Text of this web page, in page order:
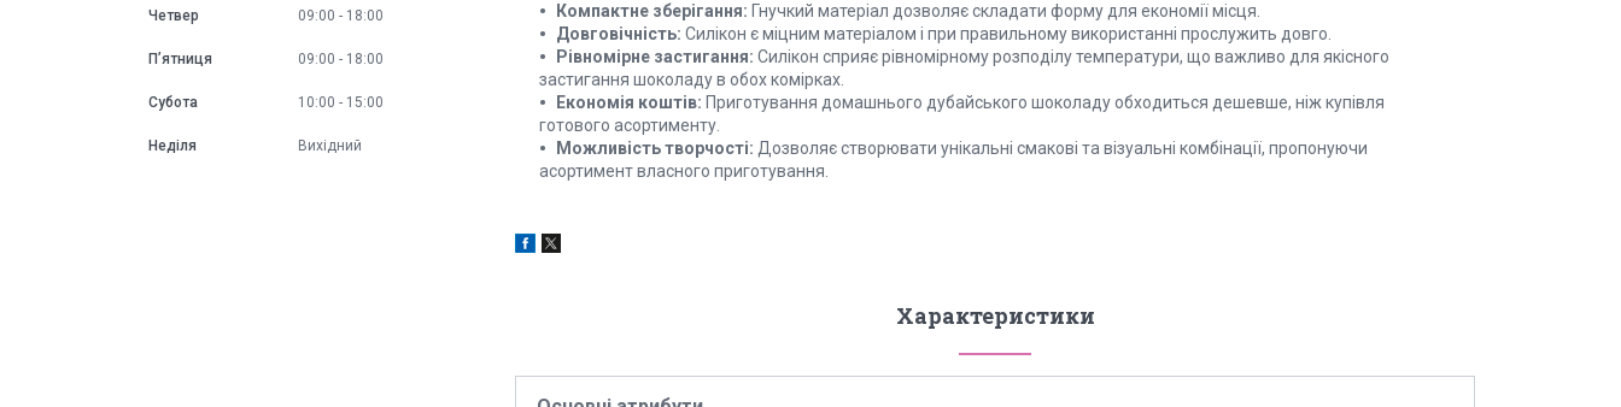
Компактне зберігання: Гнучкий матеріал дозволяє складати форму для економії місця.
Довговічність: Силікон є міцним матеріалом і при правильному використанні прослужить довго.
Рівномірне застигання: Силікон сприяє рівномірному розподілу температури, що важливо для якісного
застигання шоколаду в обох комірках.
Економія коштів: Приготування домашнього дубайського шоколаду обходиться дешевше, ніж купівля
готового асортименту.
Можливість творчості: Дозволяє створювати унікальні смакові та візуальні комбінації, пропонуючи
асортимент власного приготування.
Характеристики
Четвер 09:00 18:00
Пʼятниця 09:00 18:00
Субота 10:00 15:00
Неділя Вихідний